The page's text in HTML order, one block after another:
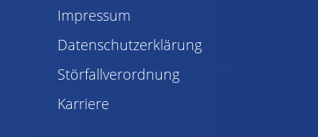
Impressum
Datenschutzerklärung
Störfallverordnung
Karriere